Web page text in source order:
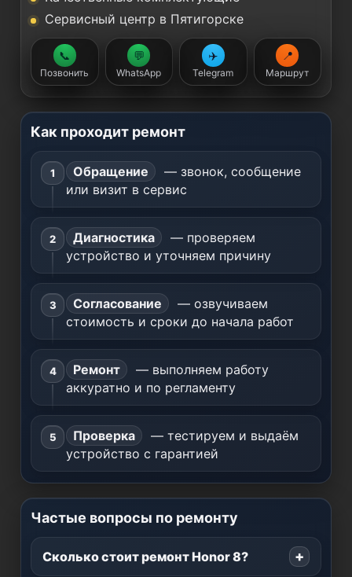
Сервисный центр в Пятигорске
📞
Позвонить
💬
WhatsApp
✈️
Telegram
📍
Маршрут
Как проходит ремонт
Обращение
— звонок, сообщение
или визит в сервис
Диагностика
— проверяем
устройство и уточняем причину
Согласование
— озвучиваем
стоимость и сроки до начала работ
Ремонт
— выполняем работу
аккуратно и по регламенту
Проверка
— тестируем и выдаём
устройство с гарантией
Частые вопросы по ремонту
Сколько стоит ремонт Honor 8?